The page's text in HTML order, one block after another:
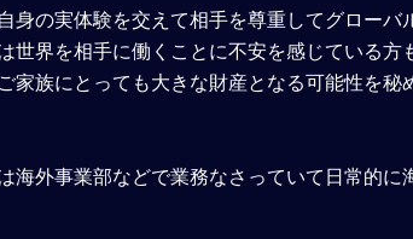
の実体験を交えて相手を尊重してグローバ
界を相手に働くことに不安を感じている方
家族にとっても大きな財産となる可能性を秘
海外事業部などで業務なさっていて日常的に